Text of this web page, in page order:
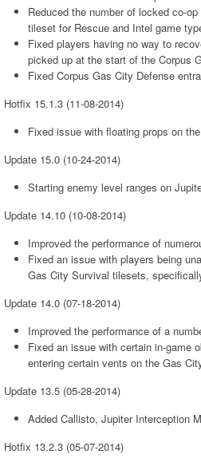
Reduced the number of locked co-
tileset for Rescue and Intel game
Fixed players having no way to
picked up at the start of the Corpus
Fixed Corpus Gas City Defense
Hotfix 15.1.3 (11-08-2014)
Fixed issue with floating props on
Update 15.0 (10-24-2014)
Starting enemy level ranges on
Update 14.10 (10-08-2014)
Improved the performance of
Fixed an issue with players being
Gas City Survival tilesets,
Update 14.0 (07-18-2014)
Improved the performance of a
Fixed an issue with certain in-game
entering certain vents on the Gas
Update 13.5 (05-28-2014)
Added Callisto, Jupiter Interception
Hotfix 13.2.3 (05-07-2014)